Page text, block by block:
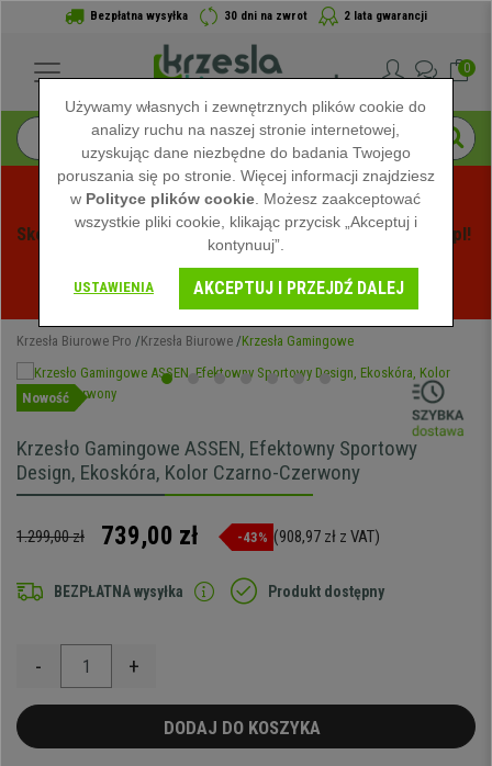
Bezpłatna wysyłka 30 dni na zwrot 2 lata gwarancji
0
Skorzystaj z Letnich Wyprzedaży na Krzeslabiurowepro.pl!
Zobacz oferty -
Krzesła Biurowe Pro Krzesła Biurowe Krzesła Gamingowe
Nowość
Krzesło Gamingowe ASSEN, Efektowny Sportowy
Design, Ekoskóra, Kolor Czarno-Czerwony
1.299,00 zł 739,00 zł -43% (908,97 zł z VAT)
BEZPŁATNA wysyłka Produkt dostępny
- +
DODAJ DO KOSZYKA
Używamy własnych i zewnętrznych plików cookie do
analizy ruchu na naszej stronie internetowej,
uzyskując dane niezbędne do badania Twojego
poruszania się po stronie. Więcej informacji znajdziesz
w Polityce plików cookie . Możesz zaakceptować
wszystkie pliki cookie, klikając przycisk „Akceptuj i
kontynuuj”.
USTAWIENIA AKCEPTUJ I PRZEJDŹ DALEJ